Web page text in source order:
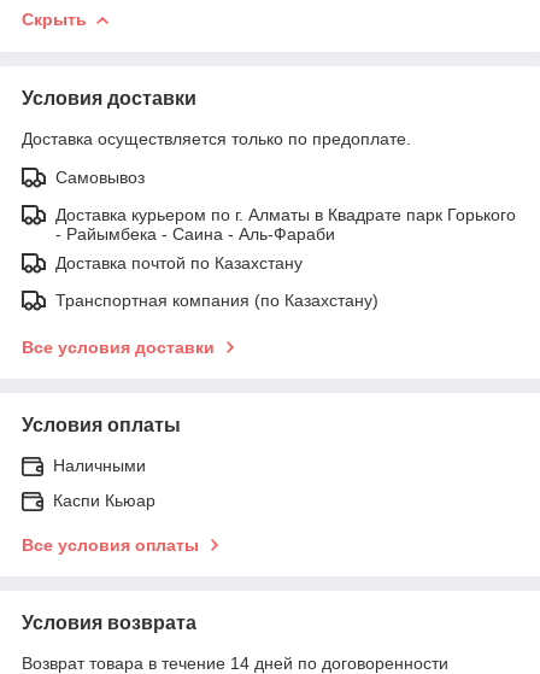
Скрыть
Условия доставки
Доставка осуществляется только по предоплате.
Самовывоз
Доставка курьером по г. Алматы в Квадрате парк Горького
- Райымбека - Саина - Аль-Фараби
Доставка почтой по Казахстану
Транспортная компания (по Казахстану)
Все условия доставки
Условия оплаты
Наличными
Каспи Кьюар
Все условия оплаты
Условия возврата
Возврат товара в течение 14 дней по договоренности